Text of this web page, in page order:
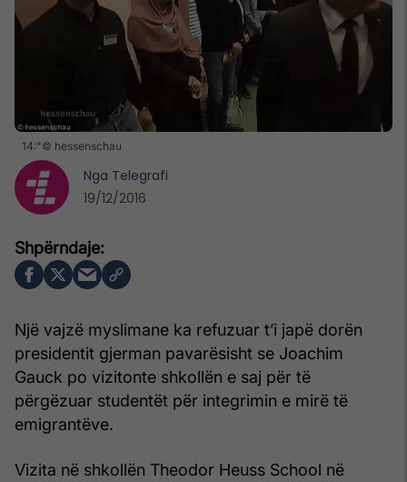
14:"© hessenschau
Një vajzë myslimane ka refuzuar t’i japë dorën
presidentit gjerman pavarësisht se Joachim
Gauck po vizitonte shkollën e saj për të
përgëzuar studentët për integrimin e mirë të
emigrantëve.
Vizita në shkollën Theodor Heuss School në
Nga Telegrafi
19/12/2016